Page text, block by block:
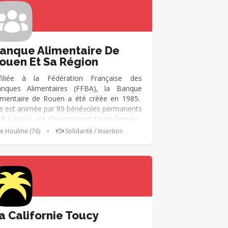
Alimentaire De
Et Sa Région
à la Fédération Française des
Alimentaires (FFBA), la Banque
de Rouen a été créée en 1985.
est animée par 89 bénévoles permanents
salariés qui s'investissent toute l'année.
FFBA est elle-même membre de la
le plus important réseau de
contre la faim et la précarité, avec pour
d’ordre la lutte contre le gaspillage
Houlme (76) • Solidarité / Insertion
Californie Toucy